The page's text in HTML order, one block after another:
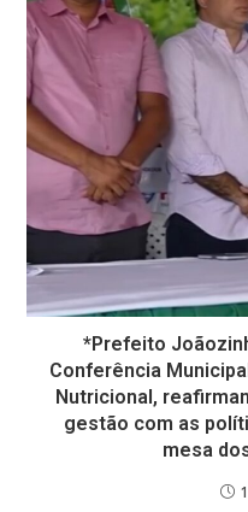
*Prefeito
Conferência
Nutricional,
gestão com as
mesa